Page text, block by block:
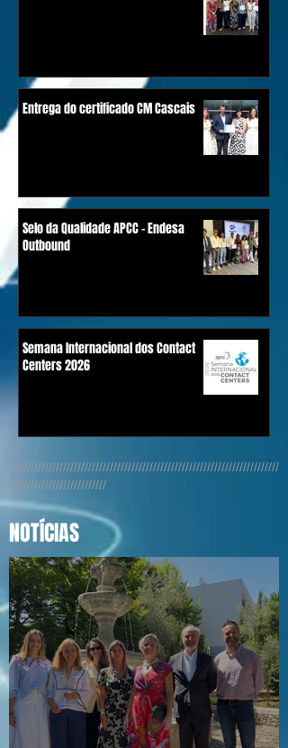
Entrega do certificado CM Cascais
Selo da Qualidade APCC - Endesa
Outbound
Semana Internacional dos Contact
Centers 2026
///////////////////////////////////////////////////////////////////////////
///////////////////////////
NOTÍCIAS